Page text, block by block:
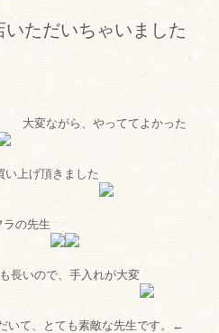
ただいちゃいました
大変ながら、やっててよかった
上げ頂きました
の先生
長いので、手入れが大変
て、とても素敵な先生です。←